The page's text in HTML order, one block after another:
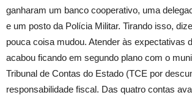
ganharam um banco cooperativo, uma
e um posto da Polícia Militar. Tirando isso,
pouca coisa mudou. Atender às expectativas
acabou ficando em segundo plano com o
Tribunal de Contas do Estado (TCE por
responsabilidade fiscal. Das quatro contas